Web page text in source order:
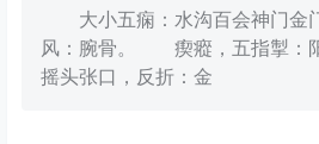
大小五痫：水沟百会神门
风：腕骨。 瘈瘲，五指掣
摇头张口，反折：金